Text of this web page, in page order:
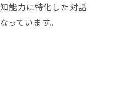
能力に特化した対話
っています。